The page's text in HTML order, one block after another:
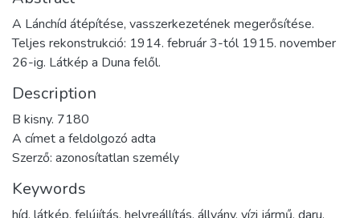
A Lánchíd átépítése, vasszerkezetének megerősítése.
Teljes rekonstrukció: 1914. február 3-tól 1915. november
26-ig. Látkép a Duna felől.
Description
B kisny. 7180
A címet a feldolgozó adta
Szerző: azonosítatlan személy
Keywords